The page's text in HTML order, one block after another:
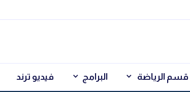
قسم الرياضة البرامج فيديو ترند